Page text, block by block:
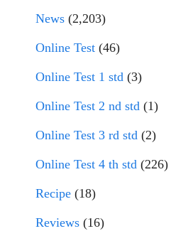
News (2,203)
Online Test (46)
Online Test 1 std (3)
Online Test 2 nd std (1)
Online Test 3 rd std (2)
Online Test 4 th std (226)
Recipe (18)
Reviews (16)